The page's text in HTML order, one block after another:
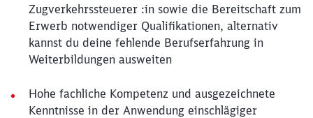
Zugverkehrssteuerer :in sowie die Bereitschaft zum
Erwerb notwendiger Qualifikationen, alternativ
kannst du deine fehlende Berufserfahrung in
Weiterbildungen ausweiten
Hohe fachliche Kompetenz und ausgezeichnete
Kenntnisse in der Anwendung einschlägiger